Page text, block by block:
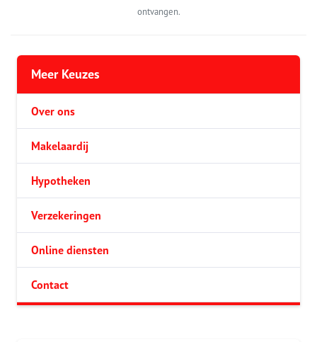
ontvangen.
Meer Keuzes
Over ons
Makelaardij
Hypotheken
Verzekeringen
Online diensten
Contact